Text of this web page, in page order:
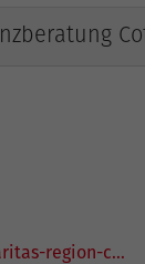
region-c…